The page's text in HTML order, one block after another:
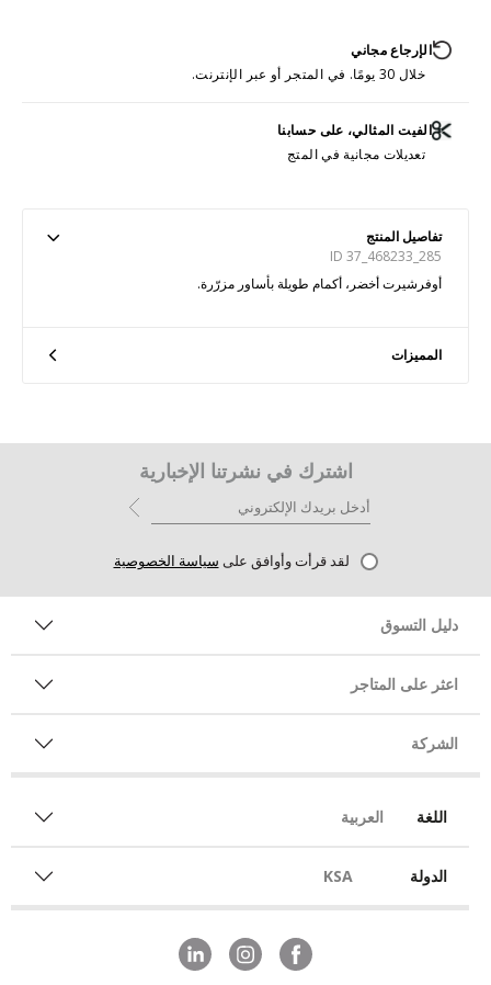
الإرجاع مجاني
خلال 30 يومًا. في المتجر أو عبر الإنترنت.
الفيت المثالي، على حسابنا
تعديلات مجانية في المتج
تفاصيل المنتج
ID 37_468233_285
أوفرشيرت أخضر، أكمام طويلة بأساور مزرّرة.
المميزات
اشترك في نشرتنا الإخبارية
لقد قرأت وأوافق على سياسة الخصوصية
دليل التسوق
اعثر على المتاجر
الشركة
اللغة العربية
الدولة KSA